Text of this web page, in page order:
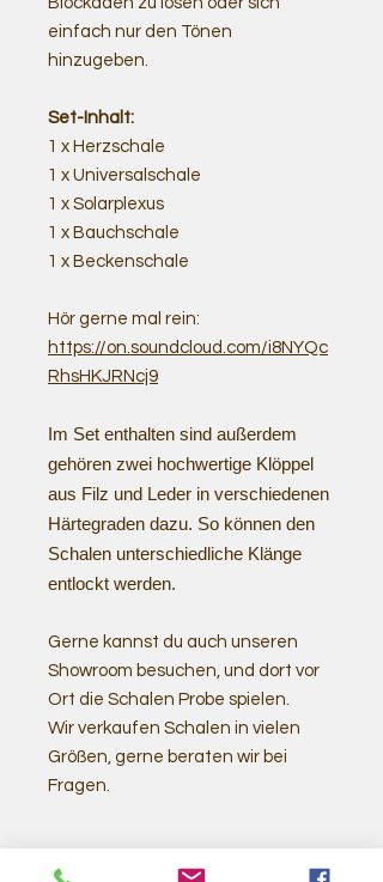
einfach nur den Tönen
hinzugeben.
Set-Inhalt:
1 x Herzschale
1 x Universalschale
1 x Solarplexus
1 x Bauchschale
1 x Beckenschale
Hör gerne mal rein:
https://on.soundcloud.com/i8NYQc
RhsHKJRNcj9
Im Set enthalten sind außerdem
gehören zwei hochwertige Klöppel
aus Filz und Leder in verschiedenen
Härtegraden dazu. So können den
Schalen unterschiedliche Klänge
entlockt werden.
Gerne kannst du auch unseren
Showroom besuchen, und dort vor
Ort die Schalen Probe spielen.
Wir verkaufen Schalen in vielen
Größen, gerne beraten wir bei
Fragen.